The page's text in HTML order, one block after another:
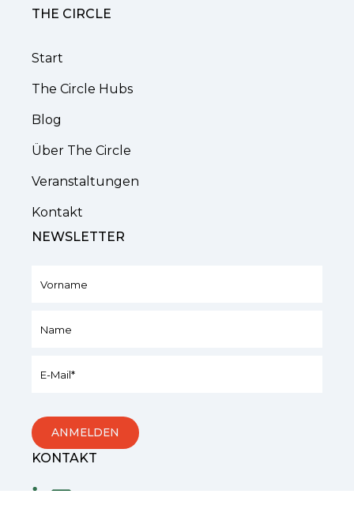
THE CIRCLE
Start
The Circle Hubs
Blog
Über The Circle
Veranstaltungen
Kontakt
NEWSLETTER
KONTAKT